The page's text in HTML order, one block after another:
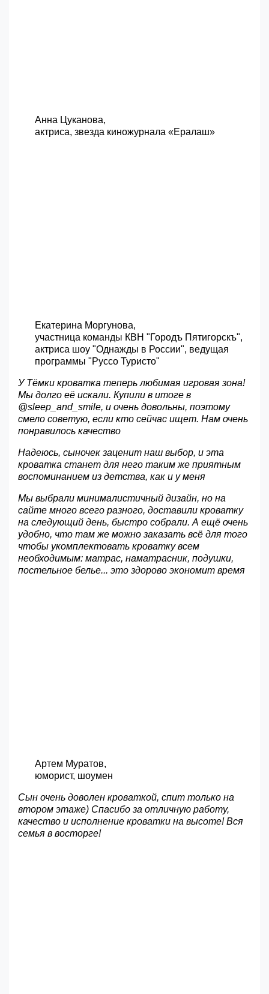
Анна Цуканова,
актриса, звезда киножурнала «Ералаш»
Екатерина Моргунова,
участница команды КВН "Городъ Пятигорскъ",
актриса шоу "Однажды в России", ведущая
программы "Руссо Туристо"
У Тёмки кроватка теперь любимая игровая зона!
Мы долго её искали. Купили в итоге в
@sleep_and_smile, и очень довольны, поэтому
смело советую, если кто сейчас ищет. Нам очень
понравилось качество
Надеюсь, сыночек заценит наш выбор, и эта
кроватка станет для него таким же приятным
воспоминанием из детства, как и у меня
Мы выбрали минималистичный дизайн, но на
сайте много всего разного, доставили кроватку
на следующий день, быстро собрали. А ещё очень
удобно, что там же можно заказать всё для того
чтобы укомплектовать кроватку всем
необходимым: матрас, наматрасник, подушки,
постельное белье... это здорово экономит время
Артем Муратов,
юморист, шоумен
Сын очень доволен кроваткой, спит только на
втором этаже) Спасибо за отличную работу,
качество и исполнение кроватки на высоте! Вся
семья в восторге!